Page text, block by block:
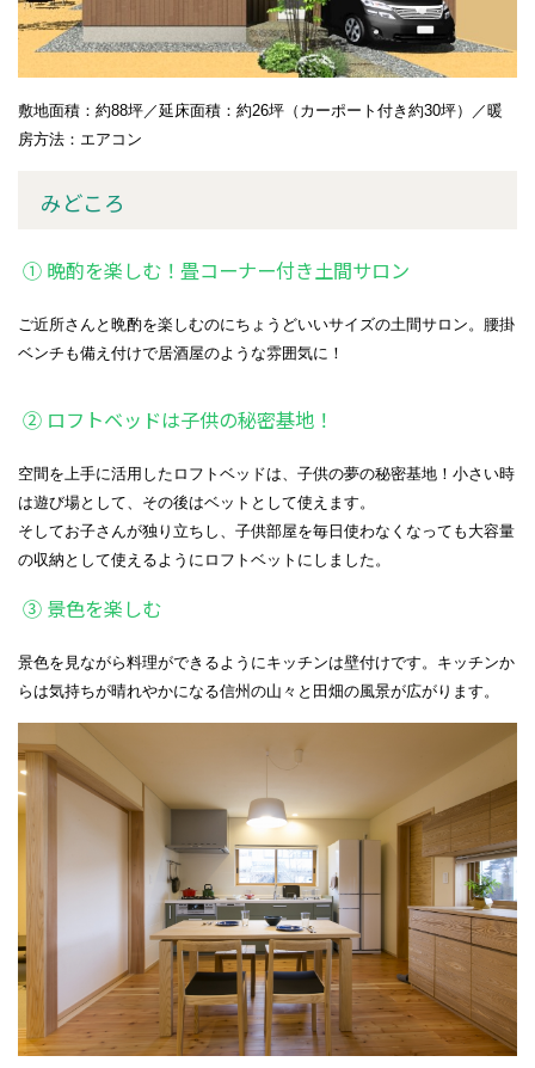
敷地面積：約88坪／延床面積：約26坪（カーポート付き約30坪）／暖
房方法：エアコン
みどころ
① 晩酌を楽しむ！畳コーナー付き土間サロン
ご近所さんと晩酌を楽しむのにちょうどいいサイズの土間サロン。腰掛
ベンチも備え付けで居酒屋のような雰囲気に！
➁ ロフトベッドは子供の秘密基地！
空間を上手に活用したロフトベッドは、子供の夢の秘密基地！小さい時
は遊び場として、その後はベットとして使えます。
そしてお子さんが独り立ちし、子供部屋を毎日使わなくなっても大容量
の収納として使えるようにロフトベットにしました。
➂ 景色を楽しむ
景色を見ながら料理ができるようにキッチンは壁付けです。キッチンか
らは気持ちが晴れやかになる信州の山々と田畑の風景が広がります。